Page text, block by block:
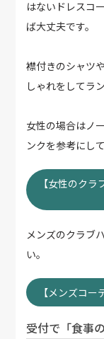
はないドレスコ
ば大丈夫です。
襟付きのシャツ
しゃれをしてラ
女性の場合はノ
ンクを参考にし
【女性のク
メンズのクラブ
い。
【メンズコ
受付で「食事